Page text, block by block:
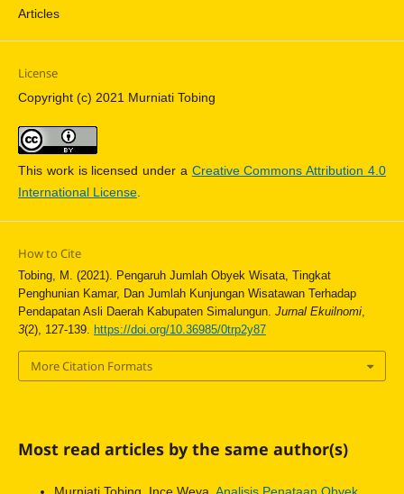
Articles
License
Copyright (c) 2021 Murniati Tobing
This work is licensed under a Creative Commons Attribution 4.0
International License.
How to Cite
Tobing, M. (2021). Pengaruh Jumlah Obyek Wisata, Tingkat
Penghunian Kamar, Dan Jumlah Kunjungan Wisatawan Terhadap
Pendapatan Asli Daerah Kabupaten Simalungun. Jurnal Ekuilnomi,
3(2), 127-139. https://doi.org/10.36985/0trp2y87
More Citation Formats
Most read articles by the same author(s)